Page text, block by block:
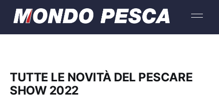
TUTTE LE NOVITÀ DEL PESCARE
SHOW 2022